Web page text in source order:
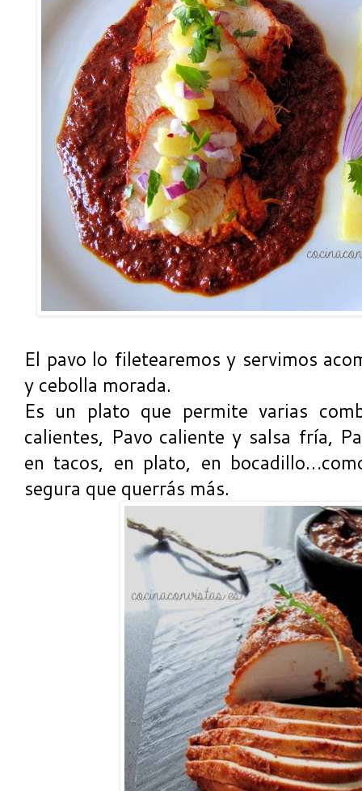
El pavo lo filetearemos y servimos
y cebolla morada.
Es un plato que permite varias
calientes, Pavo caliente y salsa fría,
en tacos, en plato, en
segura que querrás más.